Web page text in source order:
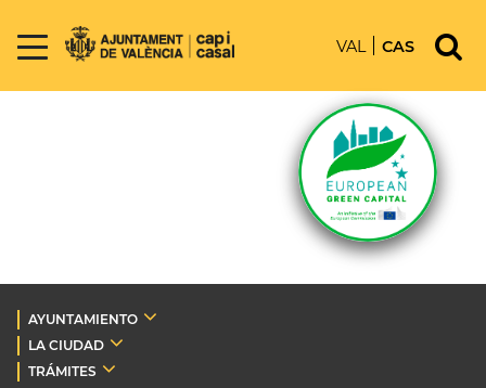
VAL CAS
AYUNTAMIENTO
LA CIUDAD
TRÁMITES